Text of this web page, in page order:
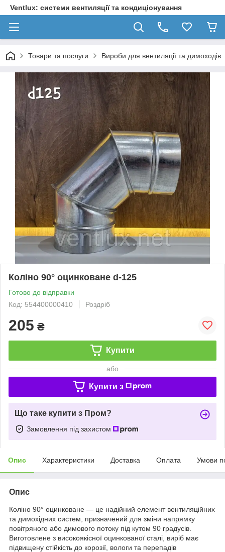
Ventlux: системи вентиляції та кондиціонування
Товари та послуги Вироби для вентиляції та димоходів
Коліно 90° оцинковане d-125
Готово до відправки
Код: 554400000410
Роздріб
205 ₴
Купити
або
Купити з
Що таке купити з Пром?
Замовлення під захистом
Опис Характеристики Доставка Оплата Умови
Опис
Коліно 90° оцинковане — це надійний елемент вентиляційних
та димохідних систем, призначений для зміни напрямку
повітряного або димового потоку під кутом 90 градусів.
Виготовлене з високоякісної оцинкованої сталі, виріб має
підвищену стійкість до корозії, вологи та перепадів